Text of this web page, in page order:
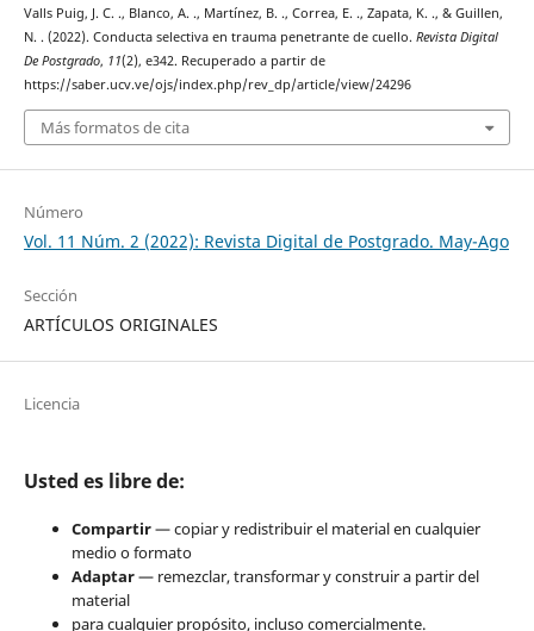
Valls Puig, J. C. ., Blanco, A. ., Martínez, B. ., Correa, E. ., Zapata, K. ., & Guillen,
N. . (2022). Conducta selectiva en trauma penetrante de cuello. Revista Digital
De Postgrado, 11(2), e342. Recuperado a partir de
https://saber.ucv.ve/ojs/index.php/rev_dp/article/view/24296
Más formatos de cita
Número
Vol. 11 Núm. 2 (2022): Revista Digital de Postgrado. May-Ago
Sección
ARTÍCULOS ORIGINALES
Licencia
Usted es libre de:
Compartir— copiar y redistribuir el material en cualquier
medio o formato
Adaptar— remezclar, transformar y construir a partir del
material
para cualquier propósito, incluso comercialmente.